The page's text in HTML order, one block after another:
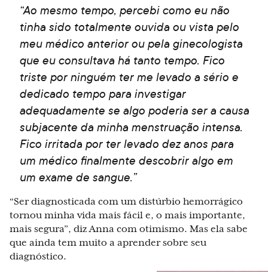
“Ao mesmo tempo, percebi como eu não
tinha sido totalmente ouvida ou vista pelo
meu médico anterior ou pela ginecologista
que eu consultava há tanto tempo. Fico
triste por ninguém ter me levado a sério e
dedicado tempo para investigar
adequadamente se algo poderia ser a causa
subjacente da minha menstruação intensa.
Fico irritada por ter levado dez anos para
um médico finalmente descobrir algo em
um exame de sangue.”
“Ser diagnosticada com um distúrbio hemorrágico
tornou minha vida mais fácil e, o mais importante,
mais segura”, diz Anna com otimismo. Mas ela sabe
que ainda tem muito a aprender sobre seu
diagnóstico.